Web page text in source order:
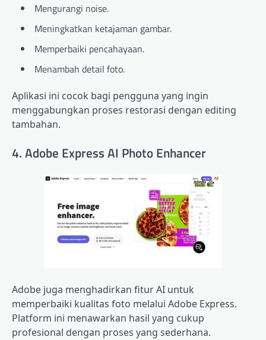
Mengurangi noise.
Meningkatkan ketajaman gambar.
Memperbaiki pencahayaan.
Menambah detail foto.
Aplikasi ini cocok bagi pengguna yang ingin
menggabungkan proses restorasi dengan editing
tambahan.
4. Adobe Express AI Photo Enhancer
Adobe juga menghadirkan fitur AI untuk
memperbaiki kualitas foto melalui Adobe Express.
Platform ini menawarkan hasil yang cukup
profesional dengan proses yang sederhana.